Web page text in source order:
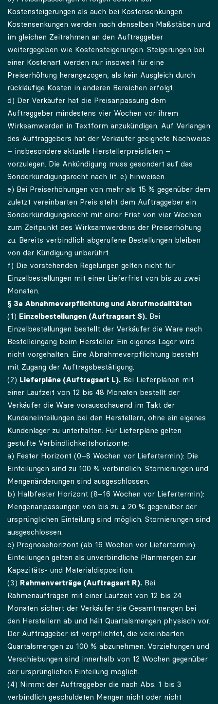
Kostensteigerungen als auch bei Kostensenkungen.
Kostensenkungen werden nach denselben Maßstäben und
im gleichen Zeitrahmen an den Auftraggeber
weitergegeben wie Kostensteigerungen. Steigerungen bei
einer Kostenart werden nur insoweit für eine
Preiserhöhung herangezogen, als kein Ausgleich durch
rückläufige Kosten in anderen Bereichen erfolgt.
d) Der Verkäufer hat die Preisanpassung dem
Auftraggeber mindestens vier Wochen vor ihrem
Wirksamwerden in Textform anzukündigen. Auf Verlangen
des Auftraggebers hat der Verkäufer geeignete Nachweise
– insbesondere aktuelle Herstellerpreislisten –
vorzulegen. Die Ankündigung muss gesondert auf das
Sonderkündigungsrecht nach lit. e) hinweisen.
e) Bei Preiserhöhungen von mehr als 15 % gegenüber dem
zuletzt vereinbarten Preis steht dem Auftraggeber ein
Sonderkündigungsrecht mit einer Frist von vier Wochen
zum Zeitpunkt des Wirksamwerdens der Preiserhöhung
zu. Bereits verbindlich abgerufene Bestellungen bleiben
von der Kündigung unberührt.
f) Die vorstehenden Regelungen gelten nicht für
Einzelbestellungen mit einer Lieferfrist von bis zu zwei
Monaten.
§ 3a Abnahmeverpflichtung und Abrufmodalitäten
(1) Einzelbestellungen (Auftragsart S). Bei
Einzelbestellungen bestellt der Verkäufer die Ware nach
Bestelleingang beim Hersteller. Ein eigenes Lager wird
nicht vorgehalten. Eine Abnahmeverpflichtung besteht
mit Zugang der Auftragsbestätigung.
(2) Lieferpläne (Auftragsart L). Bei Lieferplänen mit
einer Laufzeit von 12 bis 48 Monaten bestellt der
Verkäufer die Ware vorausschauend im Takt der
Kundeneinteilungen bei den Herstellern, ohne ein eigenes
Kundenlager zu unterhalten. Für Lieferpläne gelten
gestufte Verbindlichkeitshorizonte:
a) Fester Horizont (0–8 Wochen vor Liefertermin): Die
Einteilungen sind zu 100 % verbindlich. Stornierungen und
Mengenänderungen sind ausgeschlossen.
b) Halbfester Horizont (8–16 Wochen vor Liefertermin):
Mengenanpassungen von bis zu ± 20 % gegenüber der
ursprünglichen Einteilung sind möglich. Stornierungen sind
ausgeschlossen.
c) Prognosehorizont (ab 16 Wochen vor Liefertermin):
Einteilungen gelten als unverbindliche Planmengen zur
Kapazitäts- und Materialdisposition.
(3) Rahmenverträge (Auftragsart R). Bei
Rahmenaufträgen mit einer Laufzeit von 12 bis 24
Monaten sichert der Verkäufer die Gesamtmengen bei
den Herstellern ab und hält Quartalsmengen physisch vor.
Der Auftraggeber ist verpflichtet, die vereinbarten
Quartalsmengen zu 100 % abzunehmen. Vorziehungen und
Verschiebungen sind innerhalb von 12 Wochen gegenüber
der ursprünglichen Einteilung möglich.
(4) Nimmt der Auftraggeber die nach Abs. 1 bis 3
verbindlich geschuldeten Mengen nicht oder nicht